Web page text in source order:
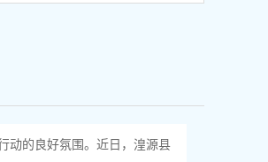
动的良好氛围。近日，湟源县